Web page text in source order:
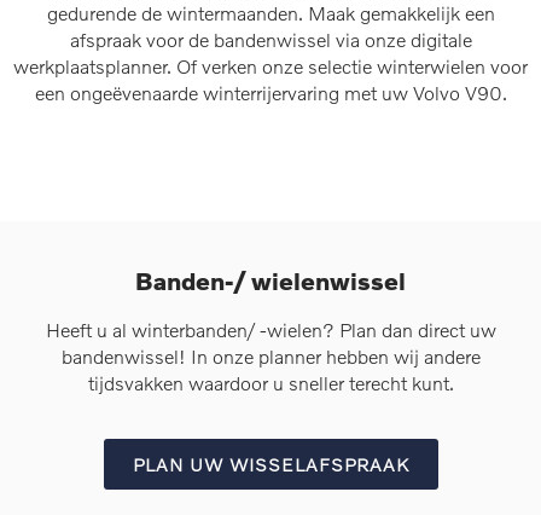
gedurende de wintermaanden. Maak gemakkelijk een
afspraak voor de bandenwissel via onze digitale
werkplaatsplanner. Of verken onze selectie winterwielen voor
een ongeëvenaarde winterrijervaring met uw Volvo V90.
Banden-/ wielenwissel
Heeft u al winterbanden/ -wielen? Plan dan direct uw
bandenwissel! In onze planner hebben wij andere
tijdsvakken waardoor u sneller terecht kunt.
PLAN UW WISSELAFSPRAAK